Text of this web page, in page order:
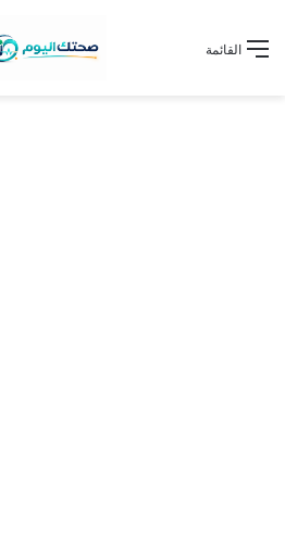
القائمة